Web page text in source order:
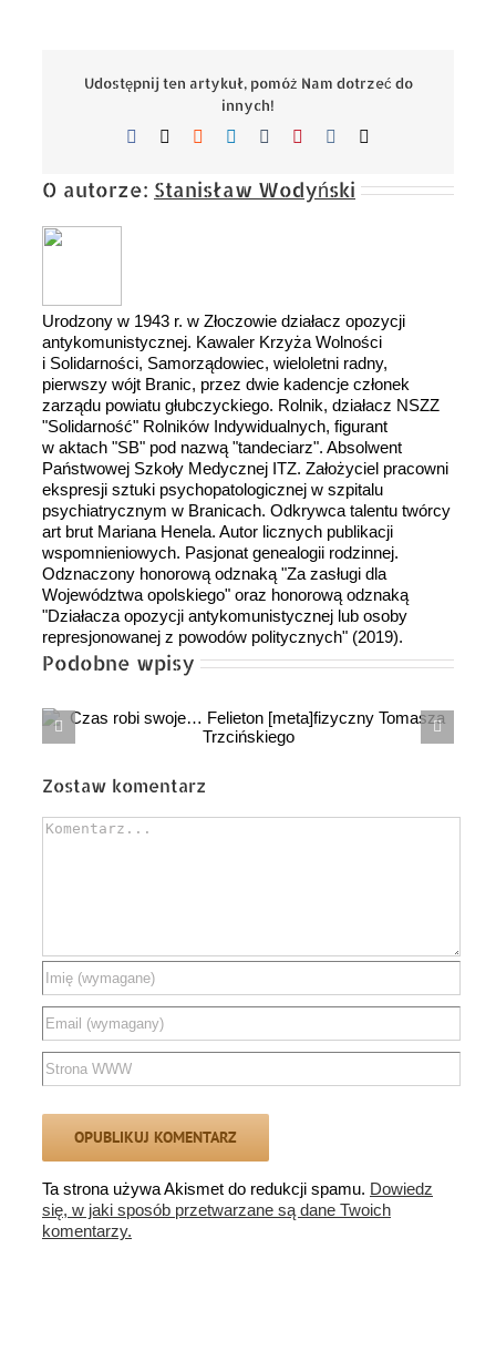
Udostępnij ten artykuł, pomóż Nam dotrzeć do
innych!
Facebook Reddit LinkedIn
TumblrPinterest
O autorze: Stanisław Wodyński
Urodzony w 1943 r. w Złoczowie działacz opozycji
antykomunistycznej. Kawaler Krzyża Wolności
i Solidarności, Samorządowiec, wieloletni radny,
pierwszy wójt Branic, przez dwie kadencje członek
zarządu powiatu głubczyckiego. Rolnik, działacz NSZZ
"Solidarność" Rolników Indywidualnych, figurant
w aktach "SB" pod nazwą "tandeciarz". Absolwent
Państwowej Szkoły Medycznej ITZ. Założyciel pracowni
ekspresji sztuki psychopatologicznej w szpitalu
psychiatrycznym w Branicach. Odkrywca talentu twórcy
art brut Mariana Henela. Autor licznych publikacji
wspomnieniowych. Pasjonat genealogii rodzinnej.
Odznaczony honorową odznaką "Za zasługi dla
Województwa opolskiego" oraz honorową odznaką
"Działacza opozycji antykomunistycznej lub osoby
represjonowanej z powodów politycznych" (2019).
Podobne wpisy
Zostaw komentarz
Comment
Ta strona używa Akismet do redukcji spamu. Dowiedz
się, w jaki sposób przetwarzane są dane Twoich
komentarzy.